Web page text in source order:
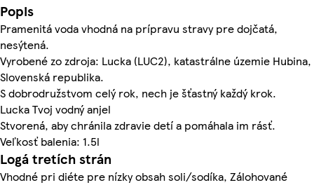
Popis
Pramenitá voda vhodná na prípravu stravy pre dojčatá,
nesýtená.
Vyrobené zo zdroja: Lucka (LUC2), katastrálne územie Hubina,
Slovenská republika.
S dobrodružstvom celý rok, nech je šťastný každý krok.
Lucka Tvoj vodný anjel
Stvorená, aby chránila zdravie detí a pomáhala im rásť.
Veľkosť balenia: 1.5l
Logá tretích strán
Vhodné pri diéte pre nízky obsah soli/sodíka, Zálohované